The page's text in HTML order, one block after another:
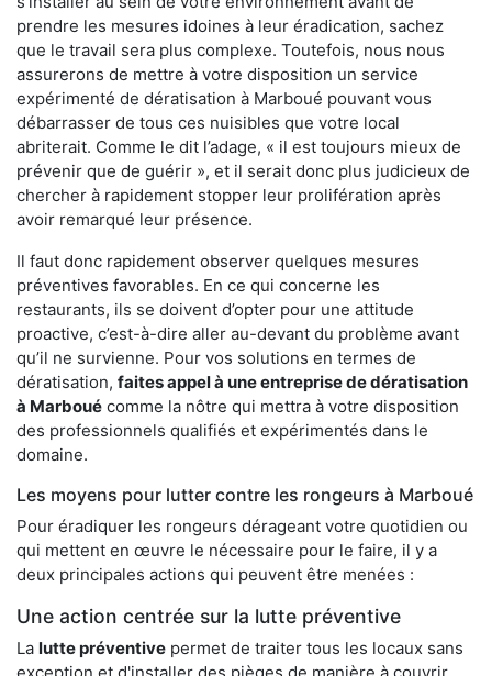
prendre les mesures idoines à leur éradication, sachez
que le travail sera plus complexe. Toutefois, nous nous
assurerons de mettre à votre disposition un service
expérimenté de dératisation à Marboué pouvant vous
débarrasser de tous ces nuisibles que votre local
abriterait. Comme le dit l’adage, « il est toujours mieux de
prévenir que de guérir », et il serait donc plus judicieux de
chercher à rapidement stopper leur prolifération après
avoir remarqué leur présence.
Il faut donc rapidement observer quelques mesures
préventives favorables. En ce qui concerne les
restaurants, ils se doivent d’opter pour une attitude
proactive, c’est-à-dire aller au-devant du problème avant
qu’il ne survienne. Pour vos solutions en termes de
dératisation, faites appel à une entreprise de dératisation
à Marboué comme la nôtre qui mettra à votre disposition
des professionnels qualifiés et expérimentés dans le
domaine.
Les moyens pour lutter contre les rongeurs à Marboué
Pour éradiquer les rongeurs dérageant votre quotidien ou
qui mettent en œuvre le nécessaire pour le faire, il y a
deux principales actions qui peuvent être menées :
Une action centrée sur la lutte préventive
La lutte préventive permet de traiter tous les locaux sans
exception et d'installer des pièges de manière à couvrir